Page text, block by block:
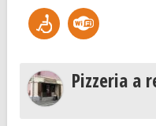
Pizzeria a